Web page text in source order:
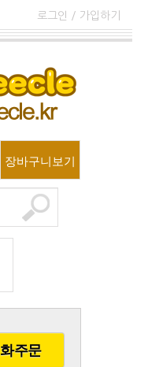
로그인 / 가입하기
장바구니보기
주문